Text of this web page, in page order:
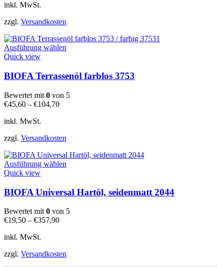
gewählt
inkl. MwSt.
zzgl. Versandkosten
Ausführung wählen
mehrere
Varianten
auf.
Die
gewählt
Quick view
BIOFA Terrassenöl farblos 3753
Bewertet mit 0 von 5
€45,60 – €104,70
inkl. MwSt.
zzgl. Versandkosten
Ausführung wählen
mehrere
Varianten
auf.
Quick view
BIOFA Universal Hartöl, seidenmatt 2044
Bewertet mit 0 von 5
€19,50 – €357,90
inkl. MwSt.
zzgl. Versandkosten